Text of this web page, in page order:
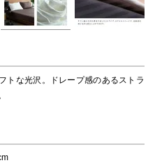
トな光沢。ドレープ感のあるストラ